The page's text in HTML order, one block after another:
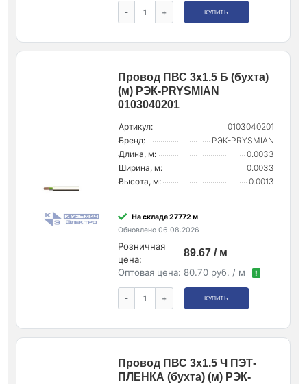
- + КУПИТЬ
Провод ПВС 3х1.5 Б (бухта)
(м) РЭК-PRYSMIAN
0103040201
Артикул:
0103040201
Бренд:
РЭК-PRYSMIAN
Длина, м:
0.0033
Ширина, м:
0.0033
Высота, м:
0.0013
На складе 27772 м
Обновлено 06.08.2026
Розничная
цена:
89.67 / м
Оптовая цена: 80.70 руб. / м !
- + КУПИТЬ
Провод ПВС 3х1.5 Ч ПЭТ-
ПЛЕНКА (бухта) (м) РЭК-